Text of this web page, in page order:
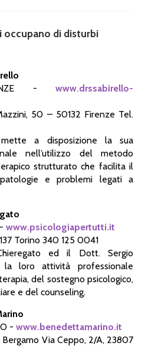
occupano di disturbi
- www.drssabirello-
50 – 50132 Firenze Tel.
a disposizione la sua
nell’utilizzo del metodo
strutturato che facilita il
e problemi legati a
www.psicologiapertutti.it
Torino 340 125 0041
ed il Dott. Sergio
la loro attività professionale
del sostegno psicologico,
e del counseling.
- www.benedettamarino.it
Via Ceppo, 2/A, 23807